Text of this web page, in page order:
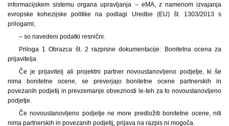
informacijskem sistemu organa upravljanja – eMA, z namenom izvajanja
evropske kohezijske politike na podlagi Uredbe (EU) št. 1303/2013 s
prilogami;
– so navedeni podatki resnični.
Priloga 1 Obrazca št. 2 razpisne dokumentacije: Bonitetna ocena za
prijavitelja
Če je prijavitelj ali projektni partner novoustanovljeno podjetje, ki še
nima bonitetne ocene, se preverjajo bonitetne ocene partnerskih in
povezanih podjetij in prevzemanje obveznosti le-teh za to novoustanovljeno
podjetje.
Če novoustanovljeno podjetje ne more predložiti bonitetne ocene, niti
nima partnerskih in povezanih podjetij, prijava na razpis ni mogoča.